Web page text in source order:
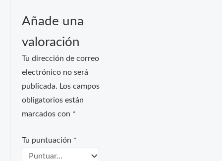
Añade una
valoración
Tu dirección de correo
electrónico no será
publicada. Los campos
obligatorios están
marcados con *
Tu puntuación *